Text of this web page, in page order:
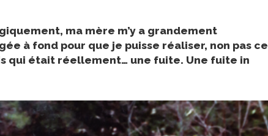
ma mère m’y a grandement
à fond pour que je puisse réaliser, non pas ce
qui était réellement… une fuite. Une fuite in